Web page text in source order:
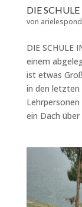
DIE
von
DIE SCHULE
einem
ist etwas
in den letzten
ein Dach über